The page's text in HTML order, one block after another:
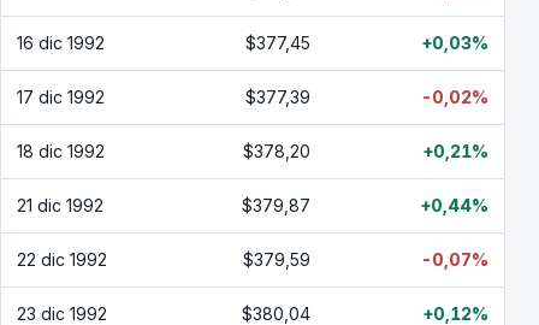
16 dic 1992 $377,45 +0,03%
17 dic 1992 $377,39 -0,02%
18 dic 1992 $378,20 +0,21%
21 dic 1992 $379,87 +0,44%
22 dic 1992 $379,59 -0,07%
23 dic 1992 $380,04 +0,12%